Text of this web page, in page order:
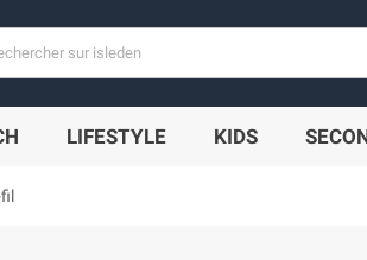
LIFESTYLE KIDS